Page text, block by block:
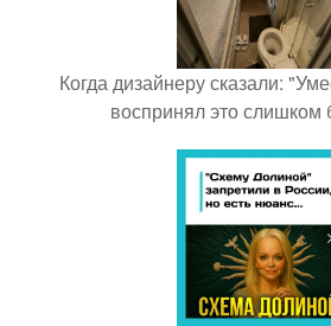
Когда дизайнеру сказали:
воспринял это слишком